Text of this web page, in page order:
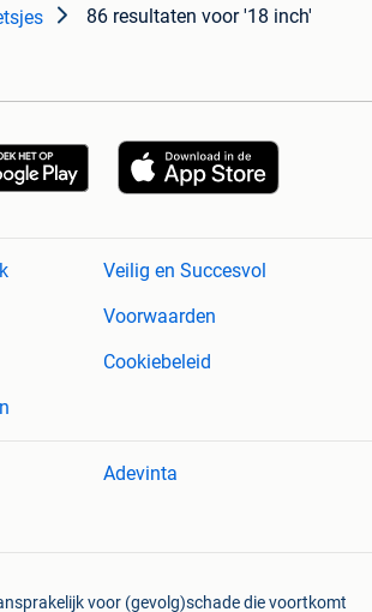
86 resultaten voor '18 inch'
Veilig en Succesvol
Voorwaarden
Cookiebeleid
Adevinta
voor (gevolg)schade die voortkomt